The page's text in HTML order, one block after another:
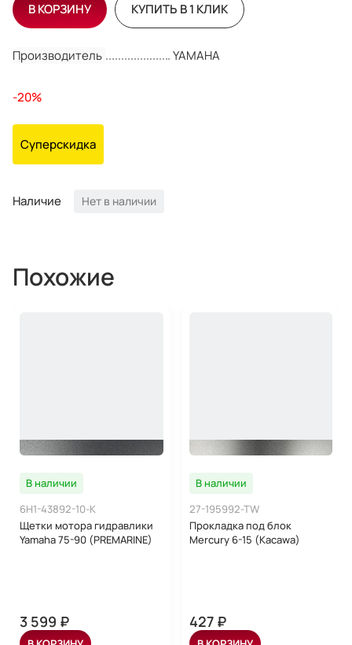
Производитель YAMAHA
-20%
Суперскидка
Наличие Нет в наличии
В КОРЗИНУ КУПИТЬ В 1 КЛИК
Похожие
В наличии
6H1-43892-10-K
Щетки мотора гидравлики
Yamaha 75-90 (PREMARINE)
3 599 ₽
В наличии
27-195992-TW
Прокладка под блок
Mercury 6-15 (Kacawa)
427 ₽